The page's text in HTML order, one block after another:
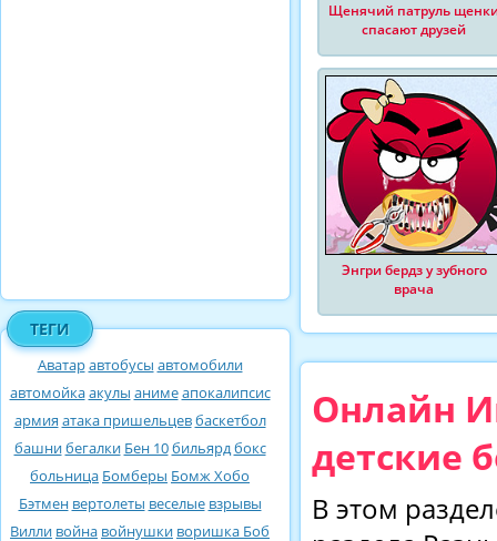
ТЕГИ
Аватаравтобусы автомобили
автомойкаакулы анимеапокалипсис
армия атака пришельцевбаскетбол
башнибегалки Бен 10бильярдбокс
больница Бомберы Бомж Хобо
Бэтмен вертолеты веселые взрывы
Вилли война войнушки воришка Боб
Щенячий патруль
спасают друзей
Энгри бердз у зубного
врача
Онлайн
детские
В этом